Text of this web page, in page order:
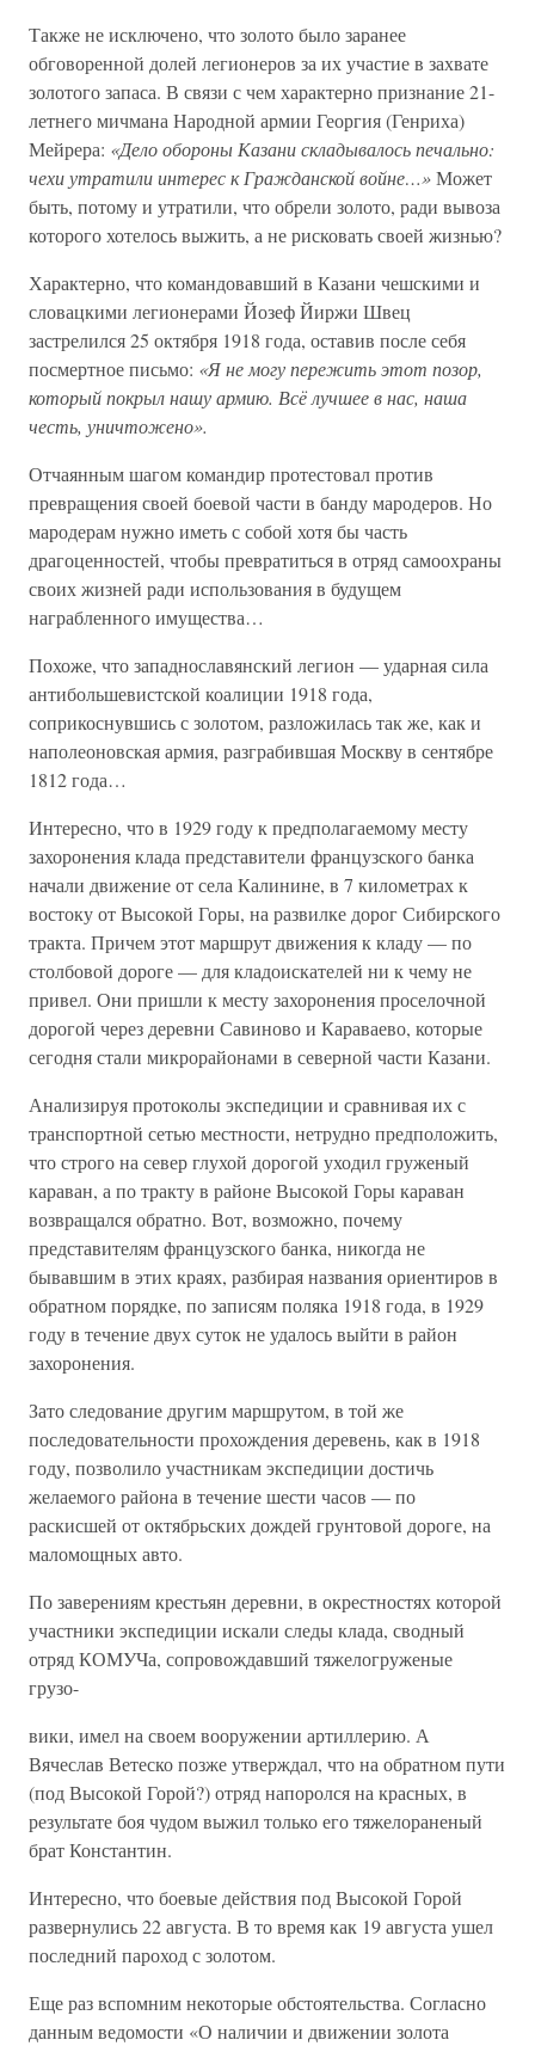
Также не исключено, что золото было заранее
обговоренной долей легионеров за их участие в захвате
золотого запаса. В связи с чем характерно признание 21-
летнего мичмана Народной армии Георгия (Генриха)
Мейрера: «Дело обороны Казани складывалось печально:
чехи утратили интерес к Гражданской войне…»Может
быть, потому и утратили, что обрели золото, ради вывоза
которого хотелось выжить, а не рисковать своей жизнью?
Характерно, что командовавший в Казани чешскими и
словацкими легионерами Йозеф Йиржи Швец
застрелился 25 октября 1918 года, оставив после себя
посмертное письмо: «Я не могу пережить этот позор,
который покрыл нашу армию. Всё лучшее в нас, наша
честь, уничтожено».
Отчаянным шагом командир протестовал против
превращения своей боевой части в банду мародеров. Но
мародерам нужно иметь с собой хотя бы часть
драгоценностей, чтобы превратиться в отряд самоохраны
своих жизней ради использования в будущем
награбленного имущества…
Похоже, что западнославянский легион — ударная сила
антибольшевистской коалиции 1918 года,
соприкоснувшись с золотом, разложилась так же, как и
наполеоновская армия, разграбившая Москву в сентябре
1812 года…
Интересно, что в 1929 году к предполагаемому месту
захоронения клада представители французского банка
начали движение от села Калинине, в 7 километрах к
востоку от Высокой Горы, на развилке дорог Сибирского
тракта. Причем этот маршрут движения к кладу — по
столбовой дороге — для кладоискателей ни к чему не
привел. Они пришли к месту захоронения проселочной
дорогой через деревни Савиново и Караваево, которые
сегодня стали микрорайонами в северной части Казани.
Анализируя протоколы экспедиции и сравнивая их с
транспортной сетью местности, нетрудно предположить,
что строго на север глухой дорогой уходил груженый
караван, а по тракту в районе Высокой Горы караван
возвращался обратно. Вот, возможно, почему
представителям французского банка, никогда не
бывавшим в этих краях, разбирая названия ориентиров в
обратном порядке, по записям поляка 1918 года, в 1929
году в течение двух суток не удалось выйти в район
захоронения.
Зато следование другим маршрутом, в той же
последовательности прохождения деревень, как в 1918
году, позволило участникам экспедиции достичь
желаемого района в течение шести часов — по
раскисшей от октябрьских дождей грунтовой дороге, на
маломощных авто.
По заверениям крестьян деревни, в окрестностях которой
участники экспедиции искали следы клада, сводный
отряд КОМУЧа, сопровождавший тяжелогруженые
грузо-
вики, имел на своем вооружении артиллерию. А
Вячеслав Ветеско позже утверждал, что на обратном пути
(под Высокой Горой?) отряд напоролся на красных, в
результате боя чудом выжил только его тяжелораненый
брат Константин.
Интересно, что боевые действия под Высокой Горой
развернулись 22 августа. В то время как 19 августа ушел
последний пароход с золотом.
Еще раз вспомним некоторые обстоятельства. Согласно
данным ведомости «О наличии и движении золота